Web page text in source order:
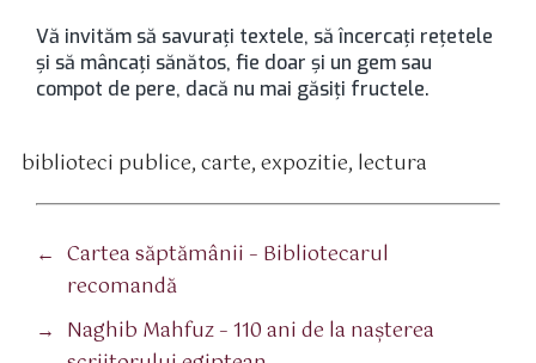
Vă invităm să savurați textele, să încercați rețetele
și să mâncați sănătos, fie doar și un gem sau
compot de pere, dacă nu mai găsiți fructele.
biblioteci publice,carte,expozitie, lectura
← Cartea săptămânii – Bibliotecarul
recomandă
→ Naghib Mahfuz – 110 ani de la nașterea